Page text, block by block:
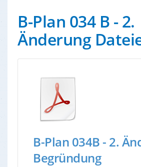
B-Plan 034 B - 2.
Änderung
B-Plan 034B - 2.
Begründung